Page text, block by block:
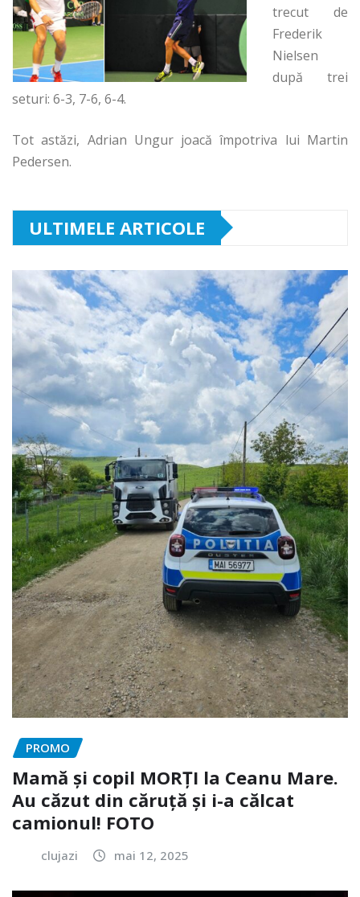
trecut de
Frederik
Nielsen
după trei
seturi: 6-3, 7-6, 6-4.
Tot astăzi, Adrian Ungur joacă împotriva lui Martin
Pedersen.
ULTIMELE ARTICOLE
PROMO
Mamă și copil MORȚI la Ceanu Mare.
Au căzut din căruță și i-a călcat
camionul! FOTO
clujazi mai 12, 2025